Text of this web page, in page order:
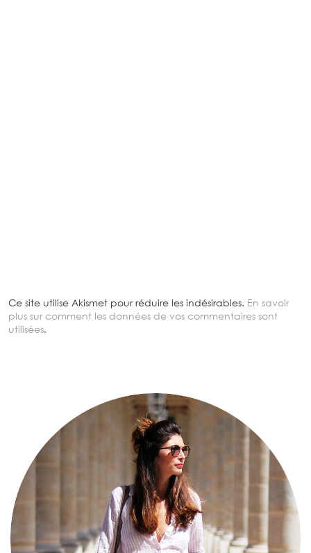
Ce site utilise Akismet pour réduire les indésirables. En savoir
plus sur comment les données de vos commentaires sont
utilisées.